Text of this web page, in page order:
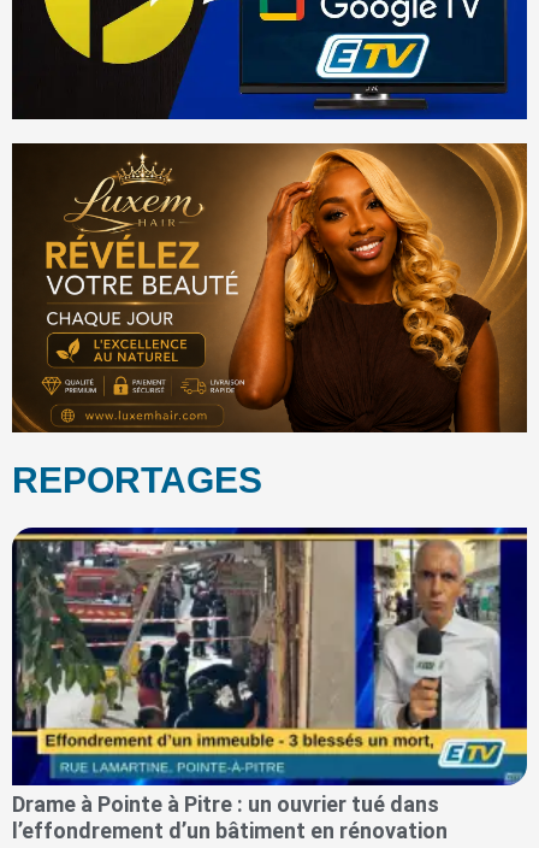
REPORTAGES
Drame à Pointe à Pitre : un ouvrier tué dans
l’effondrement d’un bâtiment en rénovation